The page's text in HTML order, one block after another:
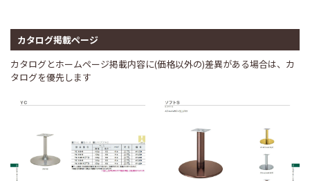
カタログ掲載ページ
カタログとホームページ掲載内容に(価格以外の)差異がある場合は、カ
タログを優先します